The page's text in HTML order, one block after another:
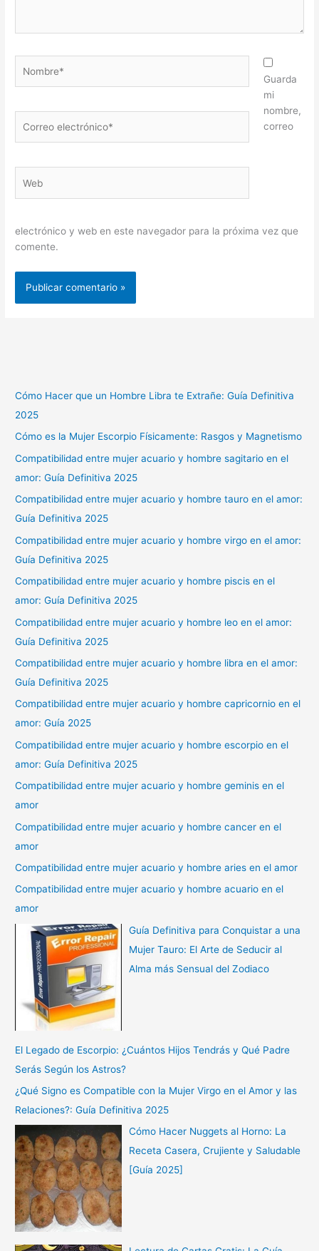
electrónico*
Guarda
mi
nombre,
correo
electrónico y web en este navegador para la próxima vez que
comente.
Cómo Hacer que un Hombre Libra te Extrañe: Guía Definitiva
2025
Cómo es la Mujer Escorpio Físicamente: Rasgos y Magnetismo
Compatibilidad entre mujer acuario y hombre sagitario en el
amor: Guía Definitiva 2025
Compatibilidad entre mujer acuario y hombre tauro en el amor:
Guía Definitiva 2025
Compatibilidad entre mujer acuario y hombre virgo en el amor:
Guía Definitiva 2025
Compatibilidad entre mujer acuario y hombre piscis en el
amor: Guía Definitiva 2025
Compatibilidad entre mujer acuario y hombre leo en el amor:
Guía Definitiva 2025
Compatibilidad entre mujer acuario y hombre libra en el amor:
Guía Definitiva 2025
Compatibilidad entre mujer acuario y hombre capricornio en el
amor: Guía 2025
Compatibilidad entre mujer acuario y hombre escorpio en el
amor: Guía Definitiva 2025
Compatibilidad entre mujer acuario y hombre geminis en el
amor
Compatibilidad entre mujer acuario y hombre cancer en el
amor
Compatibilidad entre mujer acuario y hombre aries en el amor
Compatibilidad entre mujer acuario y hombre acuario en el
amor
Guía Definitiva para Conquistar a una
Mujer Tauro: El Arte de Seducir al
Alma más Sensual del Zodiaco
El Legado de Escorpio: ¿Cuántos Hijos Tendrás y Qué Padre
Serás Según los Astros?
¿Qué Signo es Compatible con la Mujer Virgo en el Amor y las
Relaciones?: Guía Definitiva 2025
Cómo Hacer Nuggets al Horno: La
Receta Casera, Crujiente y Saludable
[Guía 2025]